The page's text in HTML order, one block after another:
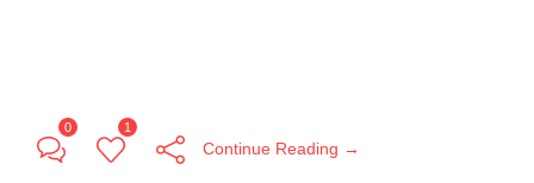
0 1
Continue Reading →